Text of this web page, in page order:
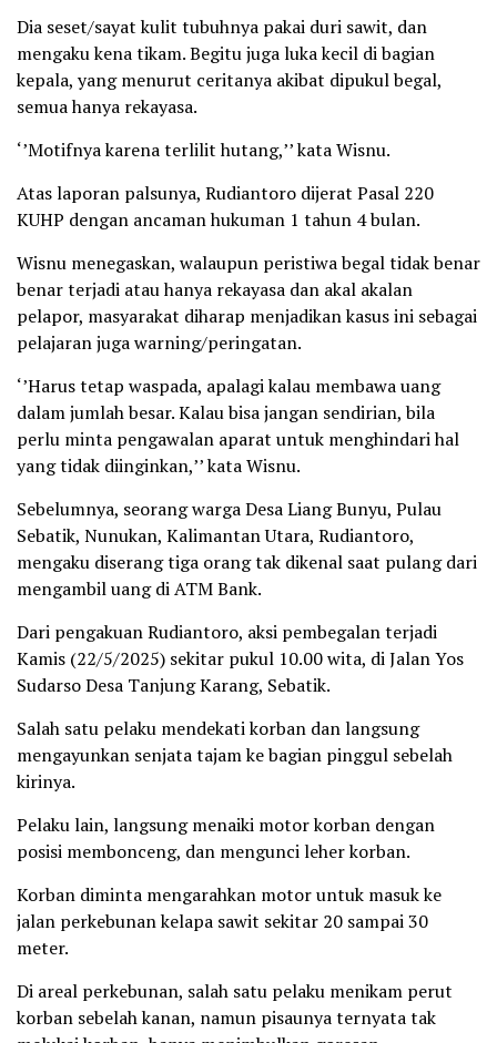
Dia seset/sayat kulit tubuhnya pakai duri sawit, dan
mengaku kena tikam. Begitu juga luka kecil di bagian
kepala, yang menurut ceritanya akibat dipukul begal,
semua hanya rekayasa.
‘’Motifnya karena terlilit hutang,’’ kata Wisnu.
Atas laporan palsunya, Rudiantoro dijerat Pasal 220
KUHP dengan ancaman hukuman 1 tahun 4 bulan.
Wisnu menegaskan, walaupun peristiwa begal tidak benar
benar terjadi atau hanya rekayasa dan akal akalan
pelapor, masyarakat diharap menjadikan kasus ini sebagai
pelajaran juga warning/peringatan.
‘’Harus tetap waspada, apalagi kalau membawa uang
dalam jumlah besar. Kalau bisa jangan sendirian, bila
perlu minta pengawalan aparat untuk menghindari hal
yang tidak diinginkan,’’ kata Wisnu.
Sebelumnya, seorang warga Desa Liang Bunyu, Pulau
Sebatik, Nunukan, Kalimantan Utara, Rudiantoro,
mengaku diserang tiga orang tak dikenal saat pulang dari
mengambil uang di ATM Bank.
Dari pengakuan Rudiantoro, aksi pembegalan terjadi
Kamis (22/5/2025) sekitar pukul 10.00 wita, di Jalan Yos
Sudarso Desa Tanjung Karang, Sebatik.
Salah satu pelaku mendekati korban dan langsung
mengayunkan senjata tajam ke bagian pinggul sebelah
kirinya.
Pelaku lain, langsung menaiki motor korban dengan
posisi membonceng, dan mengunci leher korban.
Korban diminta mengarahkan motor untuk masuk ke
jalan perkebunan kelapa sawit sekitar 20 sampai 30
meter.
Di areal perkebunan, salah satu pelaku menikam perut
korban sebelah kanan, namun pisaunya ternyata tak